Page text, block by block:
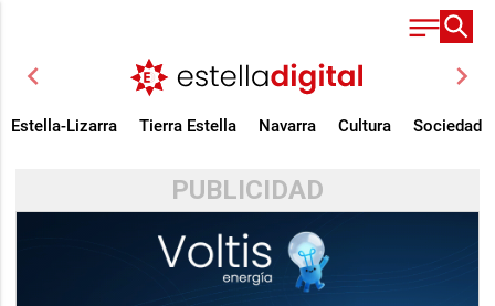
chevron_left chevron_right
Estella-Lizarra Tierra Estella Navarra Cultura Sociedad
PUBLICIDAD